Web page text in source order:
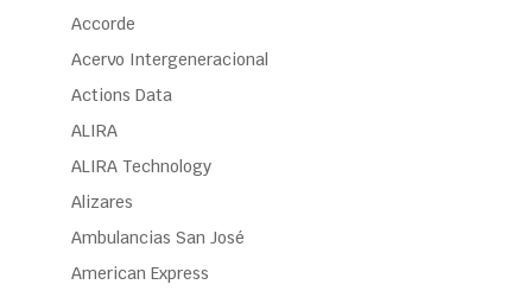
Accorde
Acervo Intergeneracional
Actions Data
ALIRA
ALIRA Technology
Alizares
Ambulancias San José
American Express